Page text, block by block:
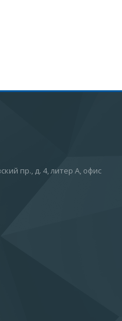
пр., д. 4, литер А, офис